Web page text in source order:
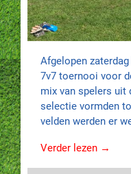
Afgelopen
7v7 toernooi voor
mix van spelers uit
selectie vormden
velden werden er
Verder lezen →